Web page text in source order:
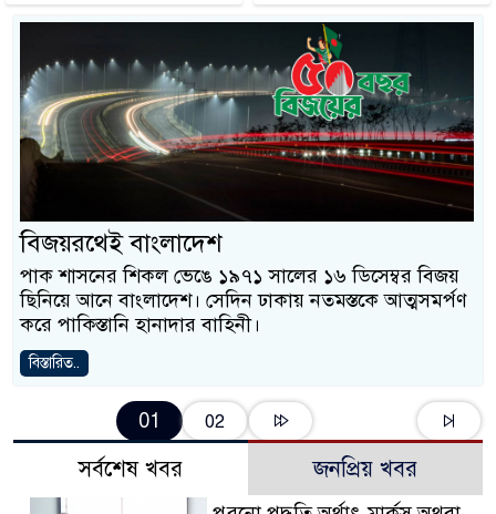
বিজয়রথেই বাংলাদেশ
পাক শাসনের শিকল ভেঙে ১৯৭১ সালের ১৬ ডিসেম্বর বিজয়
ছিনিয়ে আনে বাংলাদেশ। সেদিন ঢাকায় নতমস্তকে আত্মসমর্পণ
করে পাকিস্তানি হানাদার বাহিনী।
বিস্তারিত..
01 02
সর্বশেষ খবর জনপ্রিয় খবর